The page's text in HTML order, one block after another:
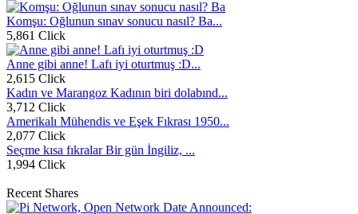
Komşu: Oğlunun sınav sonucu nasıl? Ba...
5,861 Click
Anne gibi anne! Lafı iyi oturtmuş :D...
2,615 Click
Kadın ve Marangoz Kadının biri dolabınd...
3,712 Click
Amerikalı Mühendis ve Eşek Fıkrası 1950...
2,077 Click
Seçme kısa fıkralar Bir gün İngiliz, ...
1,994 Click
Recent Shares